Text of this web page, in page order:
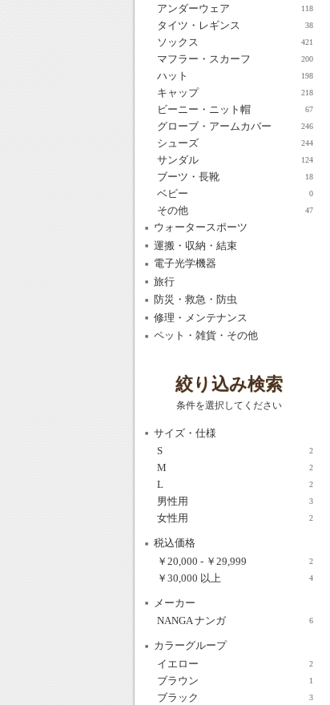
アンダーウェア 118
タイツ・レギンス 38
ソックス 421
マフラー・スカーフ 200
ハット 198
キャップ 218
ビーニー・ニット帽 67
グローブ・アームカバー 246
シューズ 244
サンダル 124
ブーツ・長靴 18
ベビー 0
その他 47
ウォータースポーツ
運搬・収納・結束
電子光学機器
旅行
防災・救急・防虫
修理・メンテナンス
ペット・雑貨・その他
絞り込み検索
条件を選択してください
サイズ・仕様
S
2
M 2
L 2
男性用 3
女性用 2
税込価格
￥20,000 - ￥29,999 2
￥30,000 以上 4
メーカー
NANGA ナンガ
6
カラーグループ
イエロー
2
ブラウン 1
ブラック 3